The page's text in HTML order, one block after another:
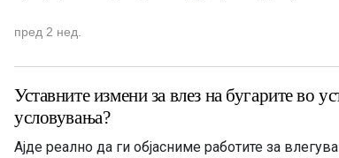
пред 2 нед.
Уставните измени за влез на бугарите во
условувања?
Ајде реално да ги објасниме работите за